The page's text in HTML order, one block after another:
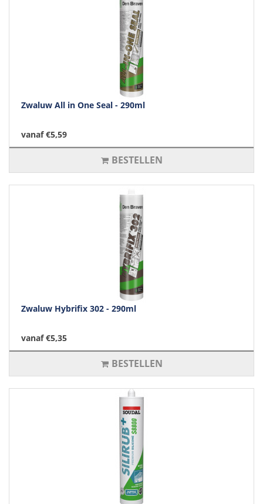
Zwaluw All in One Seal - 290ml
vanaf €5,59
BESTELLEN
Zwaluw Hybrifix 302 - 290ml
vanaf €5,35
BESTELLEN